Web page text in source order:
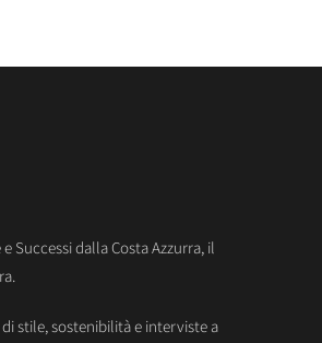
Successi dalla Costa Azzurra, il
stile, sostenibilità e interviste a